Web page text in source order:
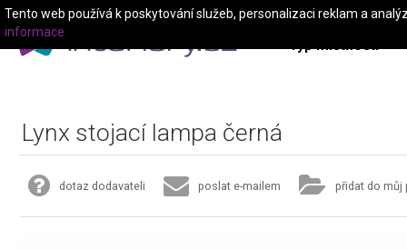
Typ místnosti
Lynx stojací lampa černá
dotaz dodavateli poslat e-mailem přidat do můj
Tento web používá k poskytování služeb, personalizaci reklam a
informace